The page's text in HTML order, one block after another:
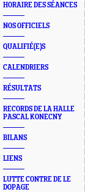
HORAIRE DES SÉANCES
NOS OFFICIELS
QUALIFIÉ(E)S
CALENDRIERS
RÉSULTATS
RECORDS DE LA HALLE
PASCAL KONECNY
BILANS
LIENS
LUTTE CONTRE DE LE
DOPAGE